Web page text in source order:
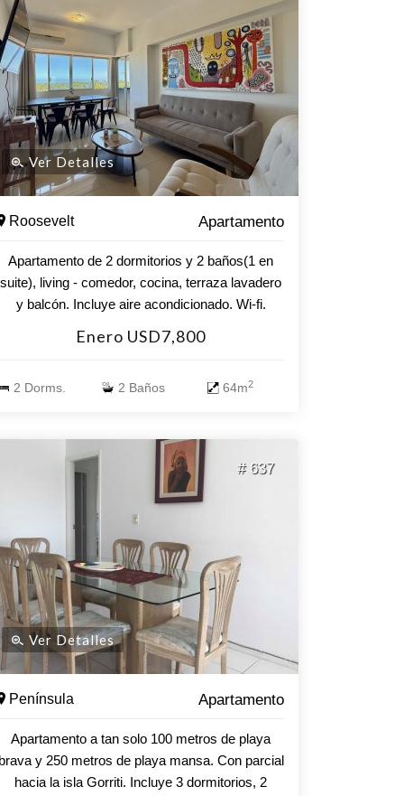
Ver Detalles
Roosevelt Apartamento
Apartamento de 2 dormitorios y 2 baños(1 en
suite), living - comedor, cocina, terraza lavadero
y balcón. Incluye aire acondicionado. Wi-fi.
musculación, parrilleros, barbacoas, sala de
optativo, lavadero.
Enero USD7,800
2 Dorms. 2 Baños 64m2
# 637
Ver Detalles
Península Apartamento
Apartamento a tan solo 100 metros de playa
brava y 250 metros de playa mansa. Con parcial
hacia la isla Gorriti. Incluye 3 dormitorios, 2